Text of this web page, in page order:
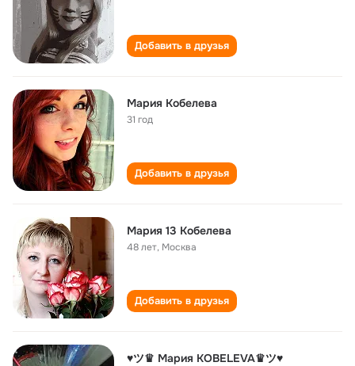
Добавить в друзья
Мария Кобелева
31 год
Добавить в друзья
Мария 13 Кобелева
48 лет, Москва
Добавить в друзья
♥ツ♛ Мария KOBELEVA♛ツ♥